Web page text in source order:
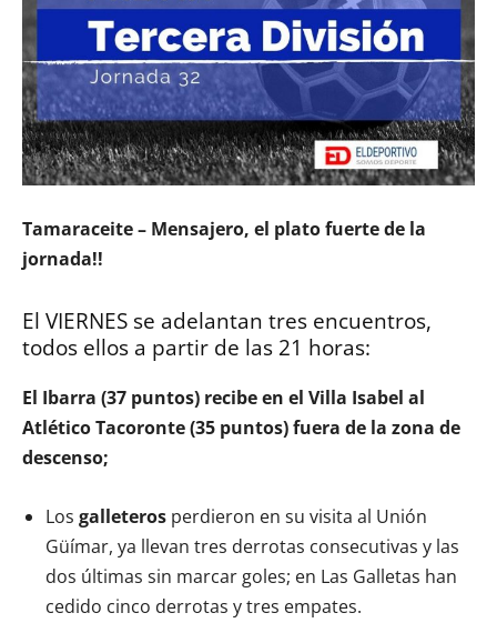
Tamaraceite – Mensajero, el plato fuerte de la
jornada!!
El VIERNES se adelantan tres encuentros,
todos ellos a partir de las 21 horas:
El Ibarra (37 puntos) recibe en el Villa Isabel al
Atlético Tacoronte (35 puntos) fuera de la zona de
descenso;
Los galleteros perdieron en su visita al Unión
Güímar, ya llevan tres derrotas consecutivas y las
dos últimas sin marcar goles; en Las Galletas han
cedido cinco derrotas y tres empates.